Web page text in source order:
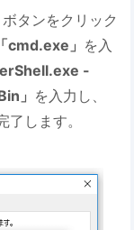
ボタンをクリック
「cmd.exe」 を入
-
」 を入力し、
します。